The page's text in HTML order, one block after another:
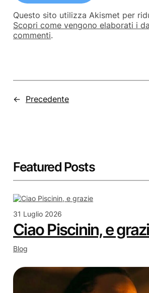
Questo sito utilizza Akismet per
Scopri come vengono elaborati i
commenti.
← Precedente
Featured Posts
31 Luglio 2026
Ciao Piscinin, e
Blog